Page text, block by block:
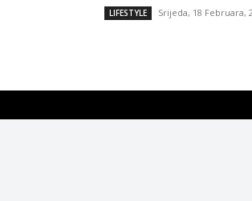
LIFESTYLE Srijeda, 18 Februara,